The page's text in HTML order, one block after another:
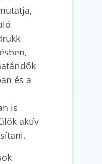
és a
is
aktív